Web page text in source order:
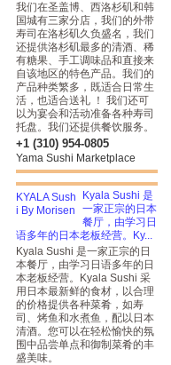
我们在圣盖博、西洛杉矶和韩
国城有三家分店，我们的外带
寿司在洛杉矶久负盛名，我们
还提供洛杉矶最多的清酒、稀
有糖果、手工调味品和直接来
自该地区的特色产品。我们的
产品种类繁多，既适合日常生
活，也适合送礼 ！ 我们还可
以为宴会和活动准备各种寿司
托盘。我们还提供餐饮服务。
+1 (310) 954-0805
Yama Sushi Marketplace
Kyala Sushi 是
一家正宗的日本
餐厅，由学习日
语多年的日本老板经营。Ky...
Kyala Sushi 是一家正宗的日
本餐厅，由学习日语多年的日
本老板经营。Kyala Sushi 采
用日本最新鲜的食材，以合理
的价格提供各种菜肴，如寿
司、烤鱼和水煮鱼，配以日本
清酒。您可以在轻松愉快的氛
围中品尝单点和御制菜肴的丰
盛美味。